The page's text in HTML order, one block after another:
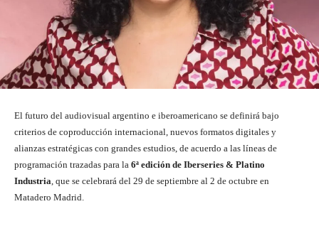
El futuro del audiovisual argentino e iberoamericano se definirá bajo
criterios de coproducción internacional, nuevos formatos digitales y
alianzas estratégicas con grandes estudios, de acuerdo a las líneas de
programación trazadas para la 6ª edición de Iberseries & Platino
Industria, que se celebrará del 29 de septiembre al 2 de octubre en
Matadero Madrid.